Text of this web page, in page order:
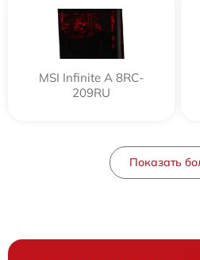
MSI Infinite A 8RC-
209RU
Показать